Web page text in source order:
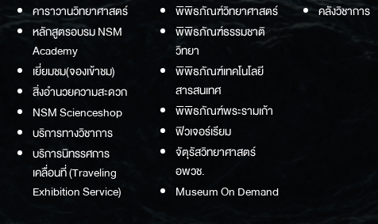
คาราวานวิทยาศาสตร์
หลักสูตรอบรม NSM
Academy
เยี่ยมชม(จองเข้าชม)
สิ่งอำนวยความสะดวก
NSM Scienceshop
บริการทางวิชาการ
บริการนิทรรศการ
เคลื่อนที่ (Traveling
Exhibition Service)
พิพิธภัณฑ์วิทยาศาสตร์
พิพิธภัณฑ์ธรรมชาติ
วิทยา
พิพิธภัณฑ์เทคโนโลยี
สารสนเทศ
พิพิธภัณฑ์พระรามเก้า
ฟิวเจอร์เรียม
จัตุรัสวิทยาศาสตร์
อพวช.
Museum On Demand
คลังวิชาการ